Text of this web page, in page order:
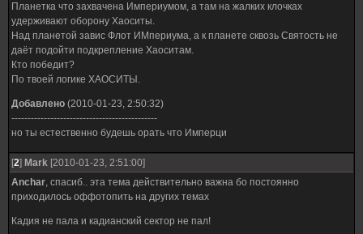
Планетка что захвачена Империумом, а там на жалких клочках
удерживают оборону Хаоситы.
Над планетой завис Флот ИМпериума, а к планете сквозь Святость не
даёт подойти подкрепление Хаоситам.
Кто победит?
По твоей логике ХАОСИТЫ.
Добавлено (2010-01-23, 2:50:32)
---------------------------------------------
но ты естественно будешь орать что Имперци
[2] Mark [2010-01-23, 2:51:00]
Anchar, спасиб.. эта тема действительно важна бо постоянно
приходилось оффотопить на других темах
Кадия не пала и кадианский сектор не пал!